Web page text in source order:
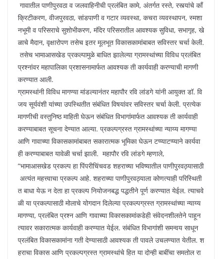
गावातील पाणीपुरवठा व जलवाहिनीची प्रलंबित कामे, अंतर्गत रस्ते, रस्त्यांचे काँ
क्रिटीकरण, वीजपुरवठा, सांडपाणी व गटार व्यवस्था, कचरा व्यवस्थापन, स्मशा
नभूमी व परिसराचे सुशोभीकरण, मंदिर परिसरातील आवश्यक सुविधा, सभागृह, खे
ळाचे मैदान, वृक्षारोपण तसेच इतर मूलभूत विकासकामांबाबत सविस्तर चर्चा केली.
तसेच भामाआसखेड प्रकल्पामुळे बाधित झालेल्या ग्रामस्थांच्या विविध प्रलंबित
प्रश्नांवर महापालिका प्रशासनामार्फत आवश्यक ती कार्यवाही करण्याची मागणी
करण्यात आली.
ग्रामस्थांनी विविध मागण्या मांडल्यानंतर महापौर रवि लांडगे यांनी आयुक्त डॉ. वि
जय सूर्यवंशी यांच्या उपस्थितीत संबंधित विषयांवर सविस्तर चर्चा केली. प्रत्येक
मागणीची वस्तुनिष्ठ माहिती घेऊन संबंधित विभागांमार्फत आवश्यक ती कार्यवाही
करण्याबाबत सूचना देण्यात आल्या. प्रकल्पग्रस्त ग्रामस्थांच्या न्याय्य मागण्या
आणि गावाच्या विकासकामांबाबत सकारात्मक भूमिका घेऊन टप्प्याटप्प्याने कार्यवा
ही करण्याबाबत यावेळी चर्चा झाली. महापौर रवि लांडगे म्हणाले,
“भामाआसखेड प्रकल्प हा पिंपरीचिंचवड शहराच्या भविष्यातील पाणीपुरवठ्यासाठी
अत्यंत महत्त्वाचा प्रकल्प आहे. शहराच्या पाणीपुरवठ्याला कोणत्याही परिस्थिती
त बाधा येऊ न देता हा प्रकल्प नियोजनबद्ध पद्धतीने पूर्ण करण्यात येईल. त्याचवे
ळी या प्रकल्पासाठी मोलाचे योगदान दिलेल्या प्रकल्पग्रस्त ग्रामस्थांच्या न्याय्य
मागण्या, प्रलंबित प्रश्न आणि गावाच्या विकासकामांकडेही संवेदनशीलतेने पाहून
त्यावर सकारात्मक कार्यवाही करण्यात येईल. संबंधित विभागांशी समन्वय साधून
प्रलंबित विकासकामांना गती देण्यासाठी आवश्यक ती पावले उचलण्यात येतील. श
हराचा विकास आणि प्रकल्पग्रस्त ग्रामस्थांचे हित या दोन्ही बाबींचा समतोल रा